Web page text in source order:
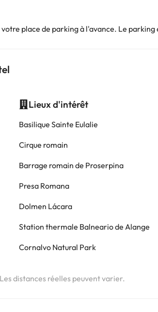
place de parking à l'avance. Le
Lieux d'intérêt
Basilique Sainte Eulalie
Cirque romain
Barrage romain de Proserpina
Presa Romana
Dolmen Lácara
Station thermale Balneario de Alange
Cornalvo Natural Park
distances réelles peuvent varier.